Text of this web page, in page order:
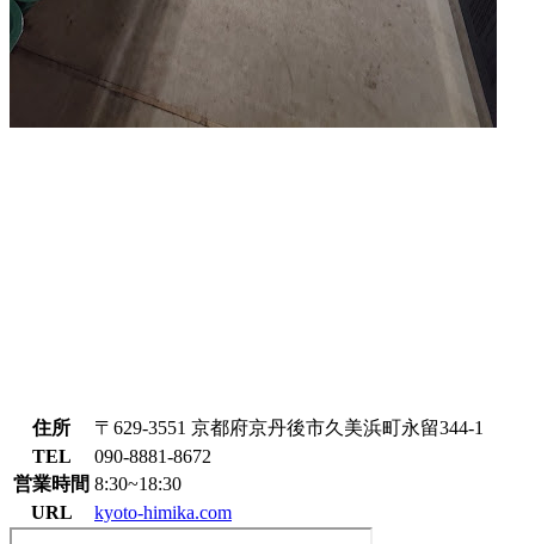
住所
〒629-3551 京都府京丹後市久美浜町永留344-1
TEL
090-8881-8672
営業時間 8:30~18:30
URL
kyoto-himika.com